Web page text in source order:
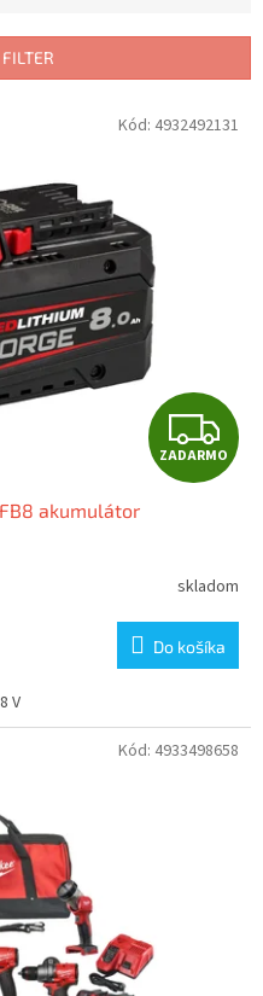
Z
A
A
R
M
O
ZADARMO
FB8 akumulátor
skladom
Do košíka
V
Kód: 4932492131
Kód: 4933498658